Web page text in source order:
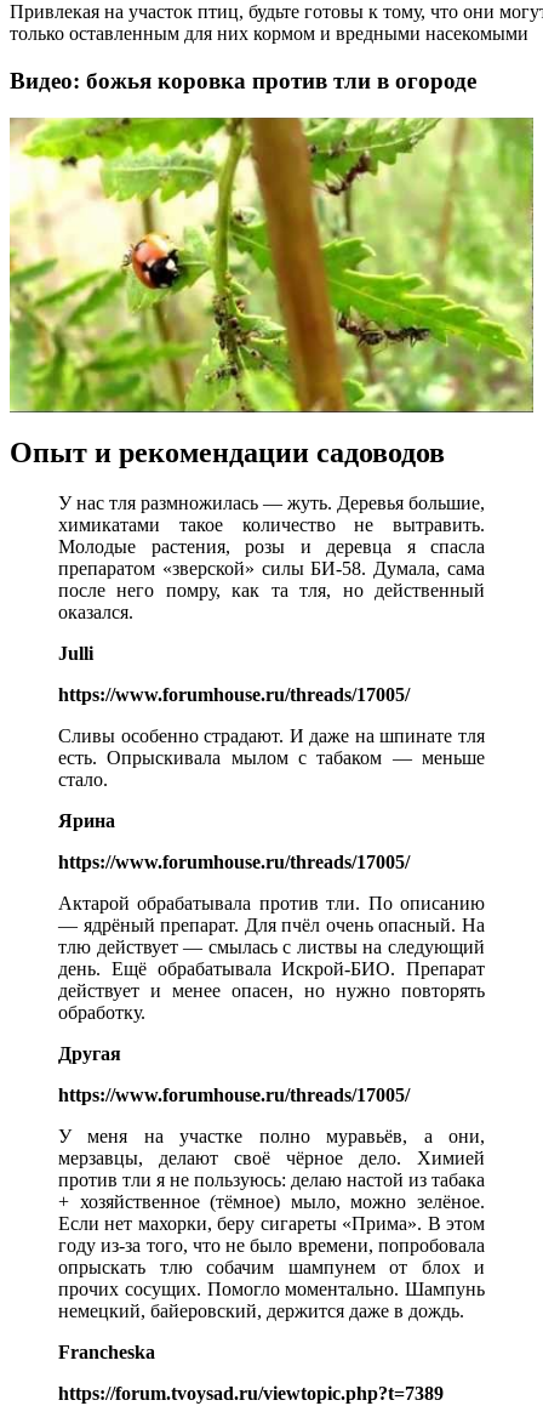
Привлекая на участок птиц, будьте готовы к тому, что они
только оставленным для них кормом и вредными насекомыми
Видео: божья коровка против тли в огороде
Опыт и рекомендации садоводов
У нас тля размножилась — жуть. Деревья большие,
химикатами такое количество не вытравить.
Молодые растения, розы и деревца я спасла
препаратом «зверской» силы БИ-58. Думала, сама
после него помру, как та тля, но действенный
оказался.
Julli
https://www.forumhouse.ru/threads/17005/
Сливы особенно страдают. И даже на шпинате тля
есть. Опрыскивала мылом с табаком — меньше
стало.
Ярина
https://www.forumhouse.ru/threads/17005/
Актарой обрабатывала против тли. По описанию
— ядрёный препарат. Для пчёл очень опасный. На
тлю действует — смылась с листвы на следующий
день. Ещё обрабатывала Искрой-БИО. Препарат
действует и менее опасен, но нужно повторять
обработку.
Другая
https://www.forumhouse.ru/threads/17005/
У меня на участке полно муравьёв, а они,
мерзавцы, делают своё чёрное дело. Химией
против тли я не пользуюсь: делаю настой из табака
+ хозяйственное (тёмное) мыло, можно зелёное.
Если нет махорки, беру сигареты «Прима». В этом
году из-за того, что не было времени, попробовала
опрыскать тлю собачим шампунем от блох и
прочих сосущих. Помогло моментально. Шампунь
немецкий, байеровский, держится даже в дождь.
Francheska
https://forum.tvoysad.ru/viewtopic.php?t=7389